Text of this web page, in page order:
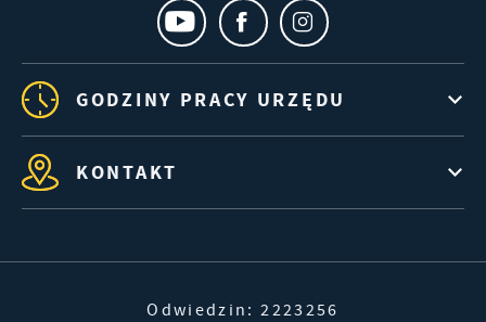
GODZINY PRACY URZĘDU
KONTAKT
Odwiedzin: 2223256